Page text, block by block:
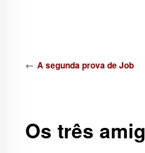
Navegação de posts
← A segunda prova de Job
Os três